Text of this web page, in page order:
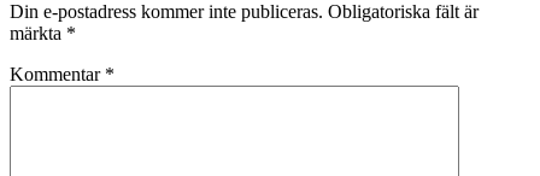
Din e-postadress kommer inte publiceras. Obligatoriska fält är
märkta *
Kommentar *